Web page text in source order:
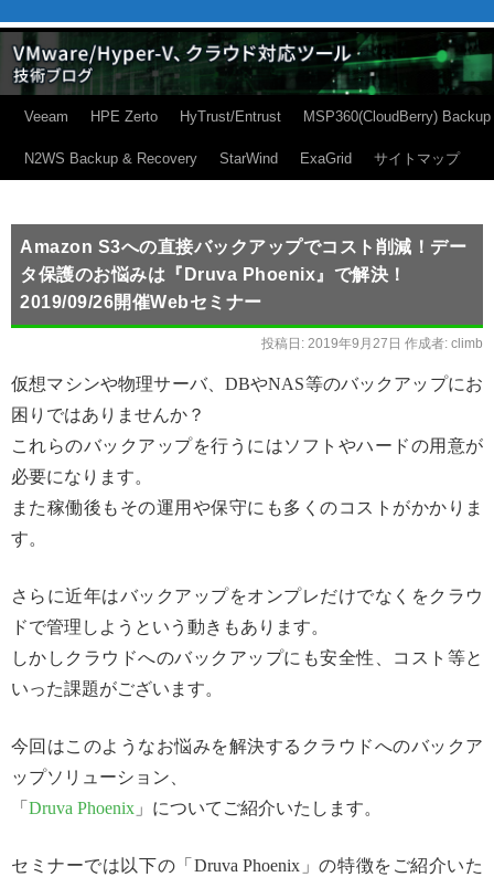
Veeam HPE Zerto HyTrust/Entrust MSP360(CloudBerry) Backup
N2WS Backup & Recovery StarWind ExaGrid サイトマップ
Amazon S3への直接バックアップでコスト削減！デー
タ保護のお悩みは『Druva Phoenix』で解決！
2019/09/26開催Webセミナー
投稿日: 2019年9月27日 作成者: climb
仮想マシンや物理サーバ、DBやNAS等のバックアップにお
困りではありませんか？
これらのバックアップを行うにはソフトやハードの用意が
必要になります。
また稼働後もその運用や保守にも多くのコストがかかりま
す。
さらに近年はバックアップをオンプレだけでなくをクラウ
ドで管理しようという動きもあります。
しかしクラウドへのバックアップにも安全性、コスト等と
いった課題がございます。
今回はこのようなお悩みを解決するクラウドへのバックア
ップソリューション、
「 Druva Phoenix 」についてご紹介いたします。
セミナーでは以下の「Druva Phoenix」の特徴をご紹介いた